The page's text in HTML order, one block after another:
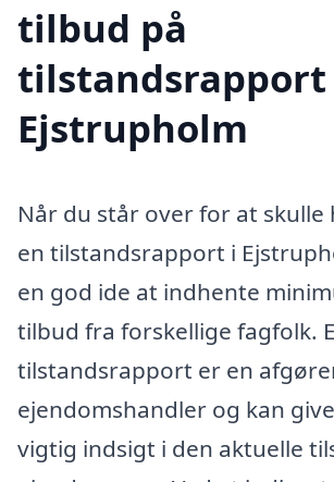
tilbud på
tilstandsrapport
Ejstrupholm
Når du står over for at skulle
en tilstandsrapport i
en god ide at indhente
tilbud fra forskellige fagfolk.
tilstandsrapport er en
ejendomshandler og kan
vigtig indsigt i den aktuelle